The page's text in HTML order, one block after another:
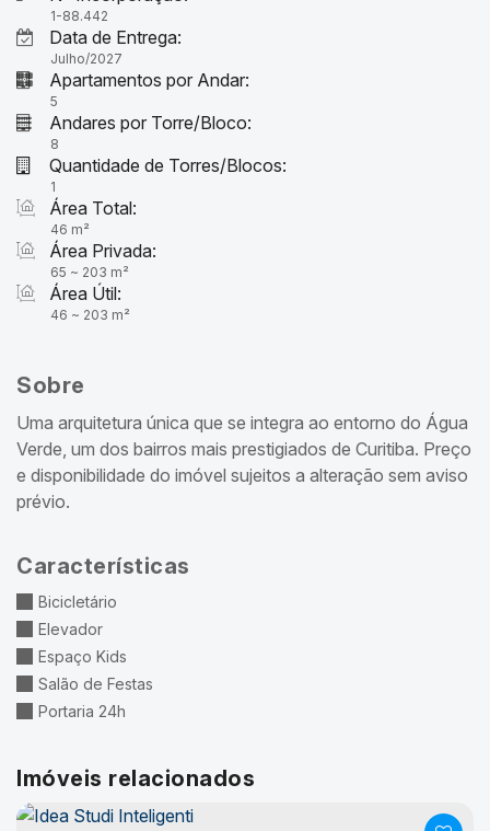
1-88.442
Data de Entrega:
Julho/2027
Apartamentos por Andar:
5
Andares por Torre/Bloco:
8
Quantidade de Torres/Blocos:
1
Área Total:
46 m²
Área Privada:
65 ~ 203 m²
Área Útil:
46 ~ 203 m²
Sobre
Uma arquitetura única que se integra ao entorno do Água
Verde, um dos bairros mais prestigiados de Curitiba. Preço
e disponibilidade do imóvel sujeitos a alteração sem aviso
prévio.
Características
Bicicletário
Elevador
Espaço Kids
Salão de Festas
Portaria 24h
Imóveis relacionados